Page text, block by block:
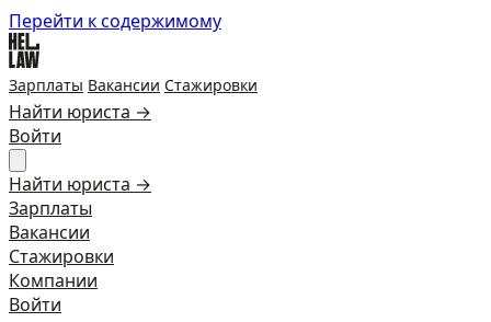
Перейти к содержимому
Зарплаты Вакансии Стажировки
Найти юриста →
Войти
Найти юриста →
Зарплаты
Вакансии
Стажировки
Компании
Войти